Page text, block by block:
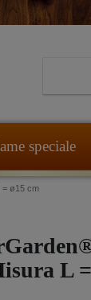
speciale
= ø15 cm
L